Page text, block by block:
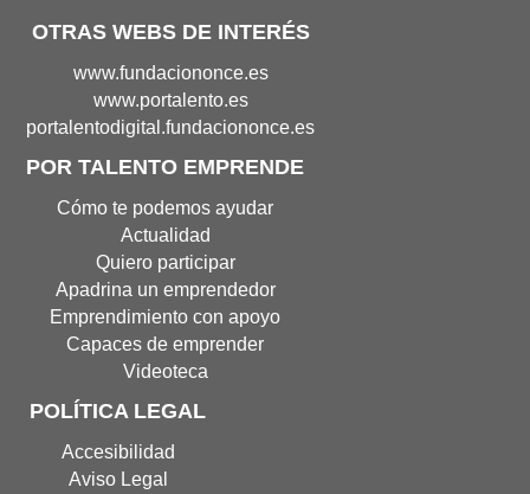
OTRAS WEBS DE INTERÉS
Portal
de
Fundación
en
nueva
ventana)
www.fundaciononce.es
Portal
de
en
nueva
ventana)
www.portalento.es
Portal
Portalento
Digital(Abre
ventana
portalentodigital.fundaciononce.es
POR TALENTO EMPRENDE
Cómo te podemos ayudar
Actualidad
Quiero participar
Apadrina un emprendedor
Emprendimiento con apoyo
Capaces de emprender
Videoteca
POLÍTICA LEGAL
Accesibilidad
Aviso Legal